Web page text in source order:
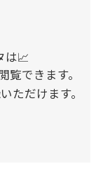
は📈
覧できます。
ただけます。